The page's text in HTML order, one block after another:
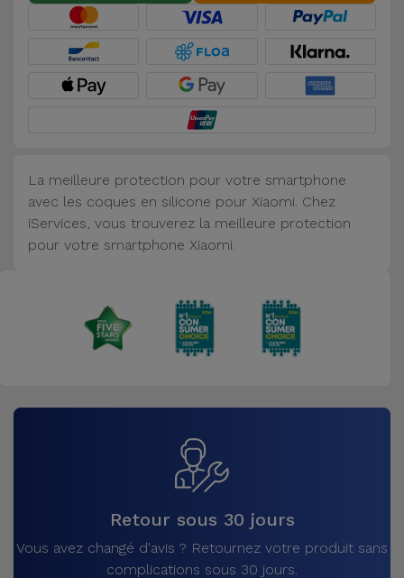
Accessoires
Mobilité,
Auto et
d'ordinateur
Accessoires
iPad et
La meilleure protection pour votre smartphone
avec les coques en silicone pour Xiaomi. Chez
iServices, vous trouverez la meilleure protection
pour votre smartphone Xiaomi.
Retour sous 30 jours
Vous avez changé d'avis ? Retournez votre produit sans
complications sous 30 jours.